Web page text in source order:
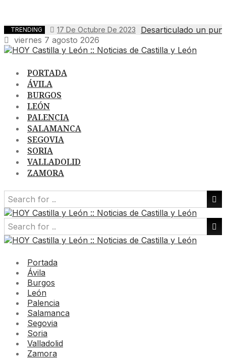
TRENDING 17 De Octubre De 2023
Desarticulado un
viernes 7 agosto 2026
PORTADA
ÁVILA
BURGOS
LEÓN
PALENCIA
SALAMANCA
SEGOVIA
SORIA
VALLADOLID
ZAMORA
Portada
Ávila
Burgos
León
Palencia
Salamanca
Segovia
Soria
Valladolid
Zamora